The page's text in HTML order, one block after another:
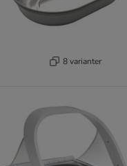
8 varianter